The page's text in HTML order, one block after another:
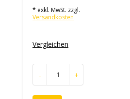
* exkl. MwSt. zzgl.
Versandkosten
Vergleichen
- +